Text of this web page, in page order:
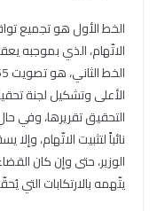
الاتّهام، الذي بموجبه
الأعلى وتشكيل لجنة
نائباً لتثبيت الاتّهام،
الوزير، حتى وإن كان
يتّهمه بالارتكابات التي